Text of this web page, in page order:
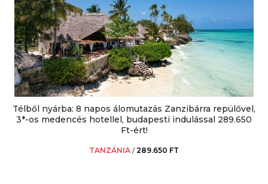
Télből nyárba: 8 napos álomutazás Zanzibárra repülővel,
3*-os medencés hotellel, budapesti indulással 289.650
Ft-ért!
TANZÁNIA /289.650 FT